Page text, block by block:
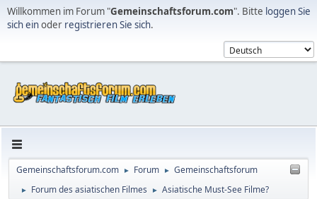
Willkommen im Forum "Gemeinschaftsforum.com". Bitte loggen Sie
sich einoder registrieren Sie sich.
Gemeinschaftsforum.com ► Forum ► Gemeinschaftsforum
► Forum des asiatischen Filmes ► Asiatische Must-See Filme?